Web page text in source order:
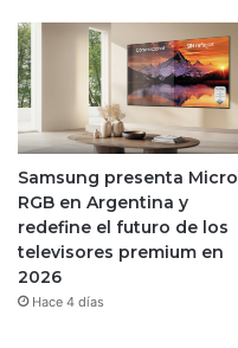
Samsung presenta Micro
RGB en Argentina y
redefine el futuro de los
televisores premium en
2026
Hace 4 días